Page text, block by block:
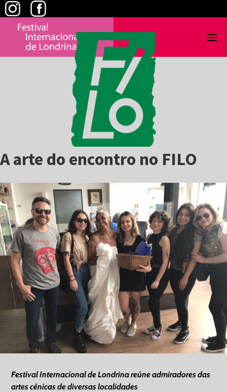
Skip
to
content
A arte do encontro no FILO
View
Larger
Image
Festival Internacional de Londrina reúne admiradores das
artes cênicas de diversas localidades